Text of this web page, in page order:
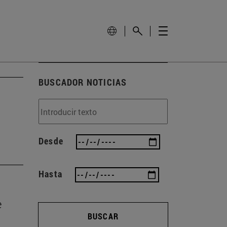
BUSCADOR NOTICIAS
Desde
Hasta
BUSCAR